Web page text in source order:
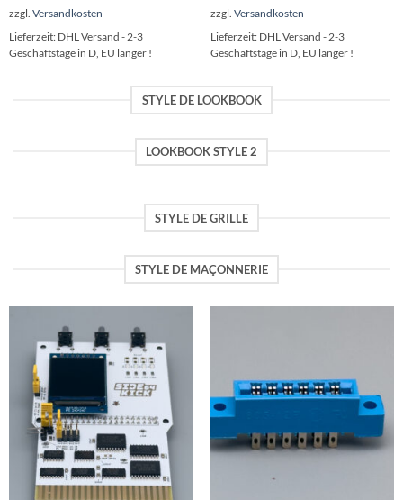
plusieurs
variations.
Les
zzgl. Versandkosten
Lieferzeit: DHL Versand - 2-3
Geschäftstage in D, EU länger !
plusieurs
variations.
Les
être
choisies
la
page
zzgl. Versandkosten
Lieferzeit: DHL Versand - 2-3
Geschäftstage in D, EU länger !
STYLE DE LOOKBOOK
LOOKBOOK STYLE 2
STYLE DE GRILLE
STYLE DE MAÇONNERIE